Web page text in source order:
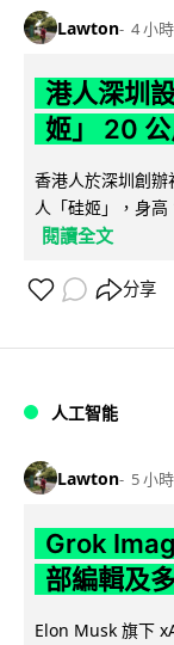
Lawton 4 小時
港人深圳
姬」 20
香港人於深圳創
人「硅姬」，身
閱讀全文
分享
人工智能
Lawton 5 小時
Grok
部編輯及
Elon Musk 旗下